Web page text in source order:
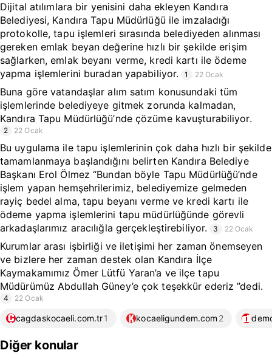
Dijital atılımlara bir yenisini daha ekleyen Kandıra
Belediyesi, Kandıra Tapu Müdürlüğü ile imzaladığı
protokolle, tapu işlemleri sırasında belediyeden alınması
gereken emlak beyan değerine hızlı bir şekilde erişim
sağlarken, emlak beyanı verme, kredi kartı ile ödeme
yapma işlemlerini buradan yapabiliyor.
1 22 Ocak
Buna göre vatandaşlar alım satım konusundaki tüm
işlemlerinde belediyeye gitmek zorunda kalmadan,
Kandıra Tapu Müdürlüğü’nde çözüme kavuşturabiliyor.
2 22 Ocak
Bu uygulama ile tapu işlemlerinin çok daha hızlı bir şekilde
tamamlanmaya başlandığını belirten Kandıra Belediye
Başkanı Erol Ölmez “Bundan böyle Tapu Müdürlüğü’nde
işlem yapan hemşehrilerimiz, belediyemize gelmeden
rayiç bedel alma, tapu beyanı verme ve kredi kartı ile
ödeme yapma işlemlerini tapu müdürlüğünde görevli
arkadaşlarımız aracılığla gerçekleştirebiliyor.
3 22 Ocak
Kurumlar arası işbirliği ve iletişimi her zaman önemseyen
ve bizlere her zaman destek olan Kandıra İlçe
Kaymakamımız Ömer Lütfü Yaran’a ve ilçe tapu
Müdürümüz Abdullah Güney’e çok teşekkür ederiz ”dedi.
4 22 Ocak
cagdaskocaeli.com.tr1 kocaeligundem.com 2
Diğer konular